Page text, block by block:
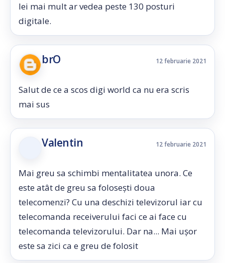
lei mai mult ar vedea peste 130 posturi
digitale.
brO 12 februarie 2021
Salut de ce a scos digi world ca nu era scris
mai sus
Valentin 12 februarie 2021
Mai greu sa schimbi mentalitatea unora. Ce
este atât de greu sa folosești doua
telecomenzi? Cu una deschizi televizorul iar cu
telecomanda receiverului faci ce ai face cu
telecomanda televizorului. Dar na... Mai ușor
este sa zici ca e greu de folosit